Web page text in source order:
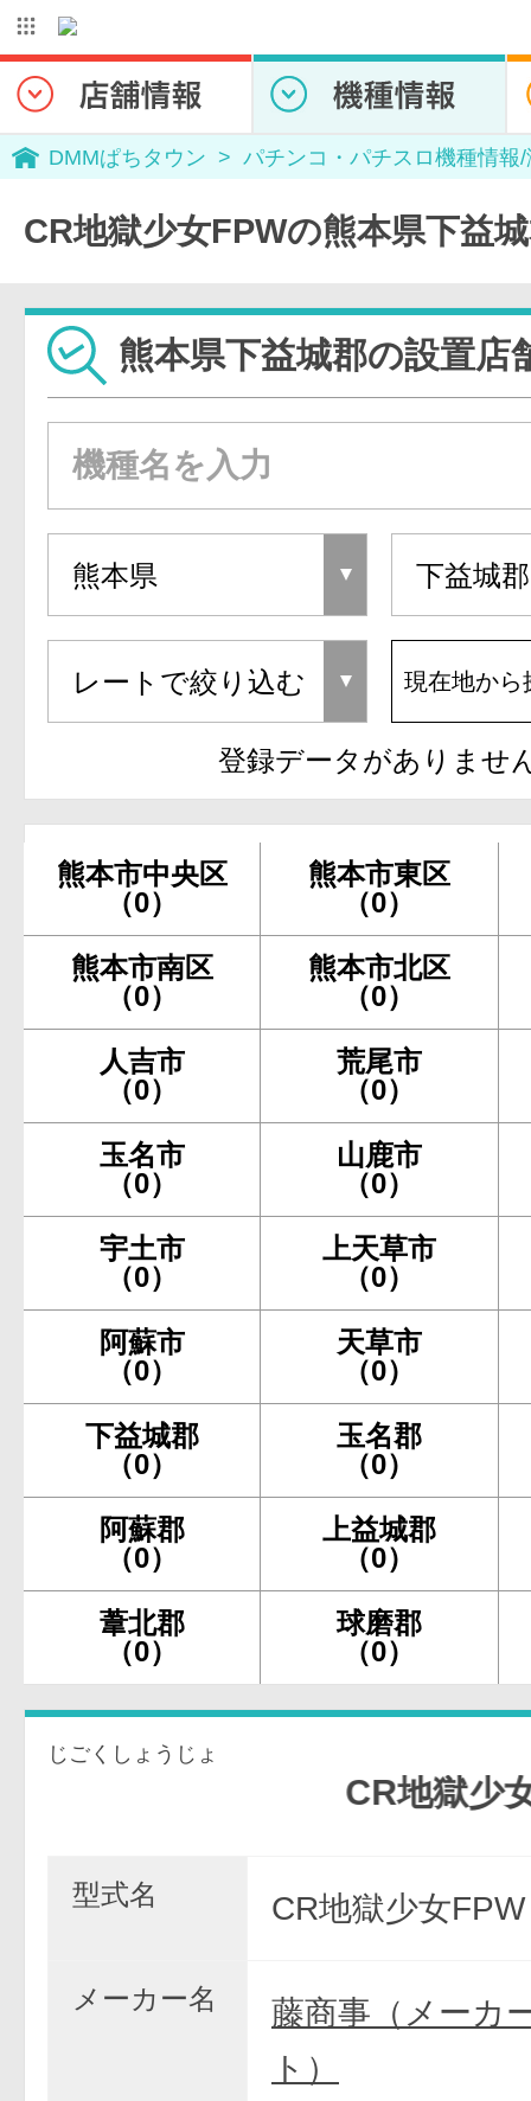
DMMぱちタウン パチンコ・パチスロ機種情報
CR地獄少女FPWの熊本県下益
熊本県下益城郡の設置店
現在地から
登録データがありませ
熊本市中央区
（0）
熊本市東区
（0）
熊本市南区
（0）
熊本市北区
（0）
人吉市
（0）
荒尾市
（0）
玉名市
（0）
山鹿市
（0）
宇土市
（0）
上天草市
（0）
阿蘇市
（0）
天草市
（0）
下益城郡
（0）
玉名郡
（0）
阿蘇郡
（0）
上益城郡
（0）
葦北郡
（0）
球磨郡
（0）
じごくしょうじょ
CR地獄少女
型式名 CR地獄少女FPW
メーカー名
藤商事（メーカ
ト）